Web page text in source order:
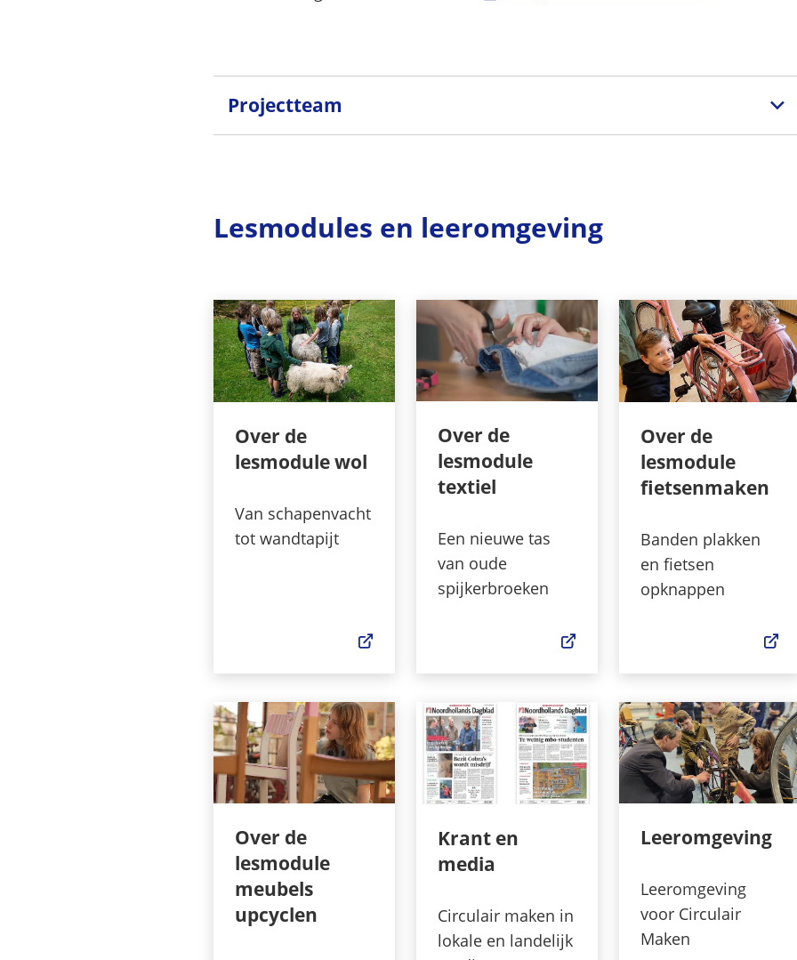
Projectteam
Lesmodules en leeromgeving
Over de
lesmodule wol
Van schapenvacht
tot wandtapijt
externe
website)
Over de
lesmodule
textiel
Een nieuwe tas
van oude
spijkerbroeken
externe
website)
Over de
lesmodule
fietsenmaken
Banden plakken
en fietsen
opknappen
Over de
lesmodule
meubels
upcyclen
Krant en
media
Circulair maken in
lokale en landelijk
Leeromgeving
Leeromgeving
voor Circulair
Maken